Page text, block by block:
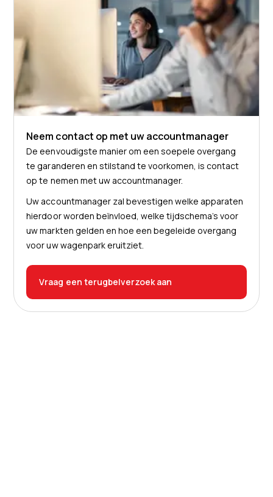
Neem contact op met uw accountmanager
De eenvoudigste manier om een soepele overgang
te garanderen en stilstand te voorkomen, is contact
op te nemen met uw accountmanager.
Uw accountmanager zal bevestigen welke apparaten
hierdoor worden beïnvloed, welke tijdschema’s voor
uw markten gelden en hoe een begeleide overgang
voor uw wagenpark eruitziet.
Vraag een terugbelverzoek aan